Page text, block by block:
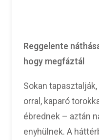
Reggelente
hogy megfáztál
Sokan
orral, kaparó
ébrednek – aztán
enyhülnek. A